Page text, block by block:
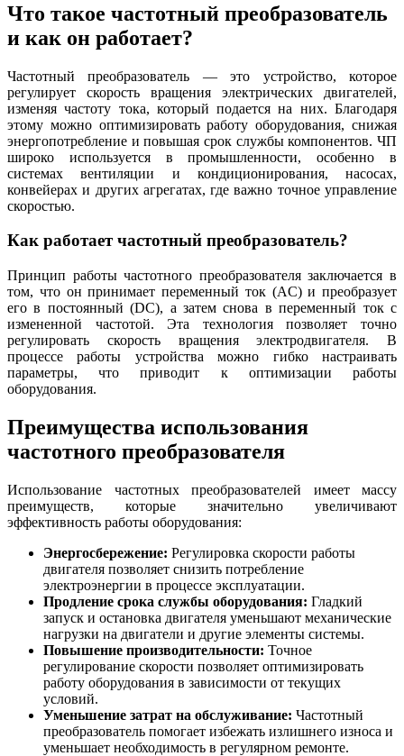
Что такое частотный преобразователь
и как он работает?
Частотный преобразователь — это устройство, которое
регулирует скорость вращения электрических двигателей,
изменяя частоту тока, который подается на них. Благодаря
этому можно оптимизировать работу оборудования, снижая
энергопотребление и повышая срок службы компонентов. ЧП
широко используется в промышленности, особенно в
системах вентиляции и кондиционирования, насосах,
конвейерах и других агрегатах, где важно точное управление
скоростью.
Как работает частотный преобразователь?
Принцип работы частотного преобразователя заключается в
том, что он принимает переменный ток (AC) и преобразует
его в постоянный (DC), а затем снова в переменный ток с
измененной частотой. Эта технология позволяет точно
регулировать скорость вращения электродвигателя. В
процессе работы устройства можно гибко настраивать
параметры, что приводит к оптимизации работы
оборудования.
Преимущества использования
частотного преобразователя
Использование частотных преобразователей имеет массу
преимуществ, которые значительно увеличивают
эффективность работы оборудования:
Энергосбережение: Регулировка скорости работы
двигателя позволяет снизить потребление
электроэнергии в процессе эксплуатации.
Продление срока службы оборудования: Гладкий
запуск и остановка двигателя уменьшают механические
нагрузки на двигатели и другие элементы системы.
Повышение производительности: Точное
регулирование скорости позволяет оптимизировать
работу оборудования в зависимости от текущих
условий.
Уменьшение затрат на обслуживание: Частотный
преобразователь помогает избежать излишнего износа и
уменьшает необходимость в регулярном ремонте.